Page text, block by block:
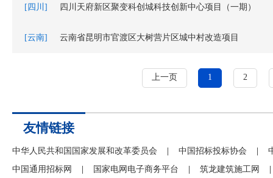
[四川] 四川天府新区聚变科创城科技创新中心项目（一期）
[云南] 云南省昆明市官渡区大树营片区城中村改造项目
上一页 1 2
友情链接
中华人民共和国国家发展和改革委员会 中国招标投标协会
中国通用招标网
国家电网电子商务平台 筑龙建筑施工网